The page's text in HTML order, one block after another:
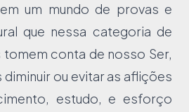
um mundo de provas e
que nessa categoria de
conta de nosso Ser,
ou evitar as aflições
estudo, e esforço